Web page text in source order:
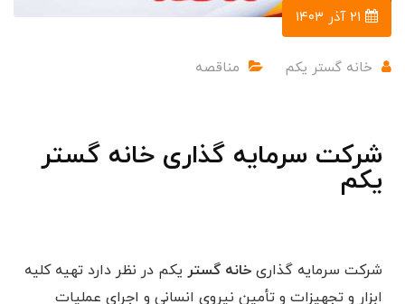
خانه گستر یکم مناقصه
شرکت سرمایه گذاری خانه گستر
یکم
شرکت سرمایه گذاری خانه گستر یکم در نظر دارد تهيه كليه
ابزار و تجهيزات و تأمين نيروی انسانی و اجرای عمليات